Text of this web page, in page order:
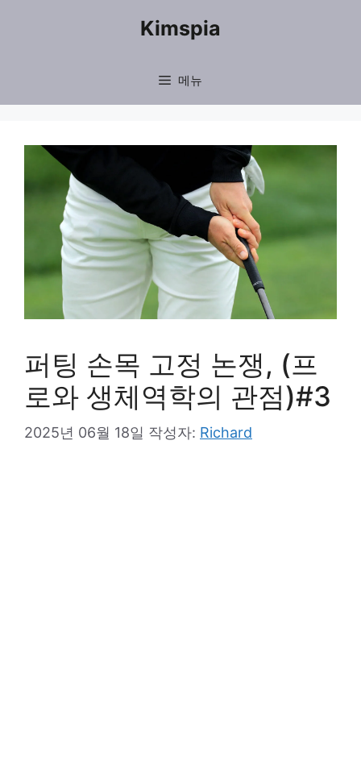
Kimspia
메뉴
퍼팅 손목 고정 논쟁, (프
로와 생체역학의 관점)#3
2025년 06월 18일 작성자: Richard